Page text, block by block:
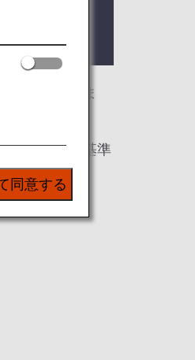
載しておりま
ます。入室基準
同意する